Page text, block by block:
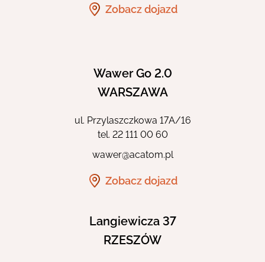
Eng
Zobacz dojazd
Wawer Go 2.0
WARSZAWA
ul. Przylaszczkowa 17A/16
tel. 22 111 00 60
wawer@acatom.pl
Zobacz dojazd
Langiewicza 37
RZESZÓW